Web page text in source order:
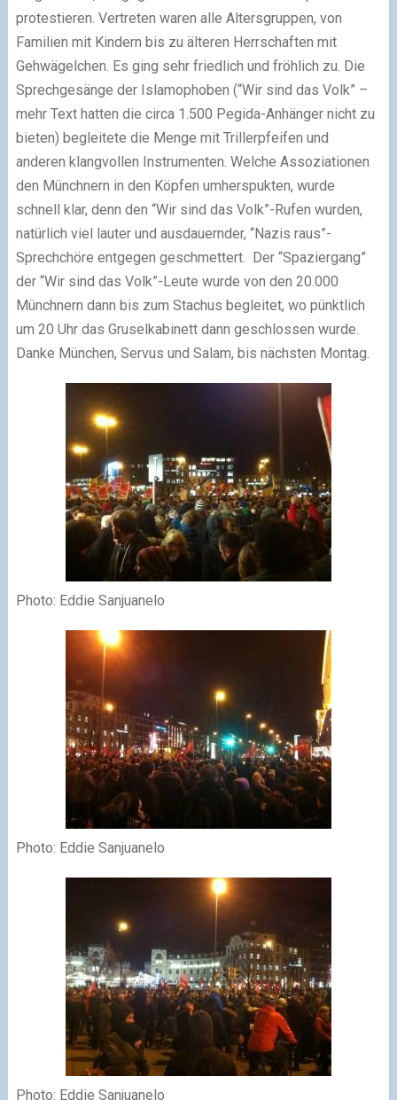
protestieren. Vertreten waren alle Altersgruppen, von
Familien mit Kindern bis zu älteren Herrschaften mit
Gehwägelchen. Es ging sehr friedlich und fröhlich zu. Die
Sprechgesänge der Islamophoben (“Wir sind das Volk” –
mehr Text hatten die circa 1.500 Pegida-Anhänger nicht zu
bieten) begleitete die Menge mit Trillerpfeifen und
anderen klangvollen Instrumenten. Welche Assoziationen
den Münchnern in den Köpfen umherspukten, wurde
schnell klar, denn den “Wir sind das Volk”-Rufen wurden,
natürlich viel lauter und ausdauernder, “Nazis raus”-
Sprechchöre entgegen geschmettert. Der “Spaziergang”
der “Wir sind das Volk”-Leute wurde von den 20.000
Münchnern dann bis zum Stachus begleitet, wo pünktlich
um 20 Uhr das Gruselkabinett dann geschlossen wurde.
Danke München, Servus und Salam, bis nächsten Montag.
Photo: Eddie Sanjuanelo
Photo: Eddie Sanjuanelo
Photo: Eddie Sanjuanelo